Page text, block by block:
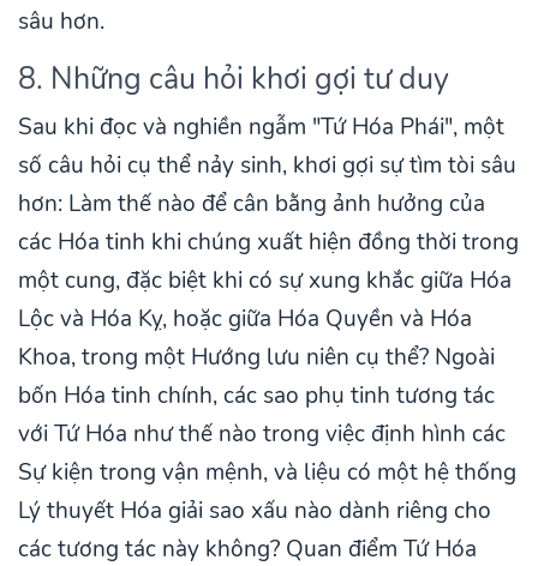
sâu hơn.
8. Những câu hỏi khơi gợi tư duy
Sau khi đọc và nghiền ngẫm "Tứ Hóa Phái", một
số câu hỏi cụ thể nảy sinh, khơi gợi sự tìm tòi sâu
hơn: Làm thế nào để cân bằng ảnh hưởng của
các Hóa tinh khi chúng xuất hiện đồng thời trong
một cung, đặc biệt khi có sự xung khắc giữa Hóa
Lộc và Hóa Kỵ, hoặc giữa Hóa Quyền và Hóa
Khoa, trong một Hướng lưu niên cụ thể? Ngoài
bốn Hóa tinh chính, các sao phụ tinh tương tác
với Tứ Hóa như thế nào trong việc định hình các
Sự kiện trong vận mệnh, và liệu có một hệ thống
Lý thuyết Hóa giải sao xấu nào dành riêng cho
các tương tác này không? Quan điểm Tứ Hóa